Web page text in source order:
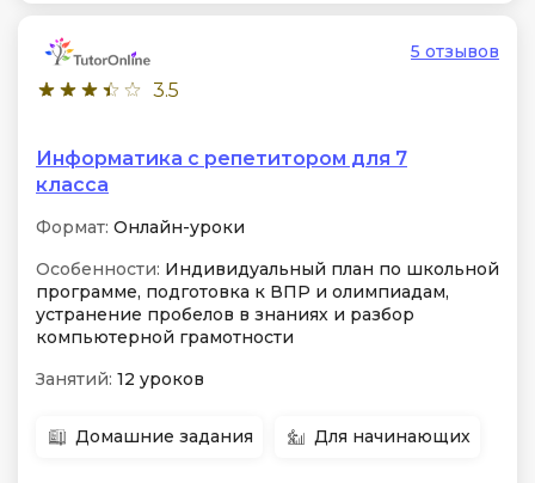
3.5
5 отзывов
Информатика с репетитором для 7
класса
Формат: Онлайн-уроки
Особенности: Индивидуальный план по школьной
программе, подготовка к ВПР и олимпиадам,
устранение пробелов в знаниях и разбор
компьютерной грамотности
Занятий: 12 уроков
Домашние задания Для начинающих